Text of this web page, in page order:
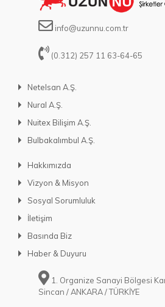
info@uzunnu.com.tr
(0.312) 257 11 63-64-65
Netelsan A.Ş.
Nural A.Ş.
Nuitex Bilişim A.Ş.
Bulbakalımbul A.Ş.
Hakkımızda
Vizyon & Misyon
Sosyal Sorumluluk
İletişim
Basında Biz
Haber & Duyuru
1. Organize Sanayi Bölgesi
Sincan / ANKARA / TÜRKİYE